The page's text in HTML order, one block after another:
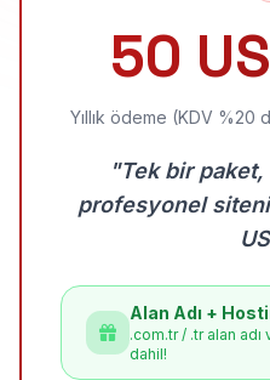
50
Yıllık ödeme (KDV %20
"Tek bir
profesyonel
Alan Adı +
.com.tr / .tr alan adı
dahil!